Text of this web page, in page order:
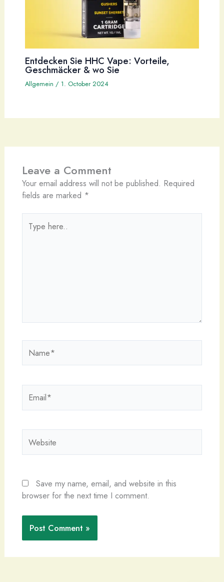
Entdecken Sie HHC Vape: Vorteile,
Geschmäcker & wo Sie
Allgemein / 1. October 2024
Leave a Comment
Your email address will not be published. Required
fields are marked *
here..
Save my name, email, and website in this
browser for the next time I comment.